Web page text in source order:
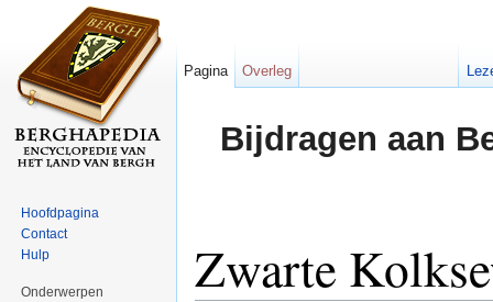
Bijdragen aan
Zwarte
Pagina Overleg
Hoofdpagina
Contact
Hulp
Onderwerpen